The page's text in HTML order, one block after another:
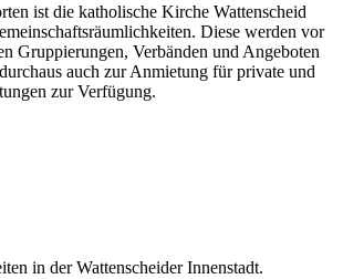
ist die katholische Kirche Wattenscheid
Diese werden vor
Gruppierungen, Verbänden und Angeboten
auch zur Anmietung für private und
zur Verfügung.
in der Wattenscheider Innenstadt.